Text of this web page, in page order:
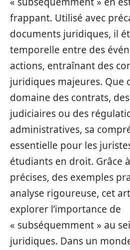
frappant. Utilisé avec
documents juridiques, il
temporelle entre des
actions, entraînant des
juridiques majeures. Que
domaine des contrats,
judiciaires ou des
administratives, sa
essentielle pour les
étudiants en droit. Grâce
précises, des exemples
analyse rigoureuse, cet
explorer l’importance de
« subséquemment » au
juridiques. Dans un